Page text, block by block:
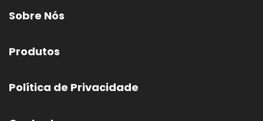
Sobre Nós
Produtos
Política de Privacidade